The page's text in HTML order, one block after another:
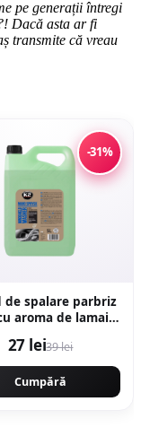
pe generații întregi
Dacă asta ar fi
transmite că vreau
-31%
de spalare parbriz
aroma de lamaie
27 lei39 lei
Cumpără